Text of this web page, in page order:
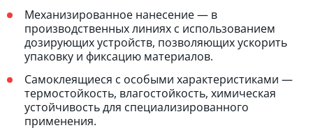
Механизированное нанесение — в
производственных линиях с использованием
дозирующих устройств, позволяющих ускорить
упаковку и фиксацию материалов.
Самоклеящиеся с особыми характеристиками —
термостойкость, влагостойкость, химическая
устойчивость для специализированного
применения.